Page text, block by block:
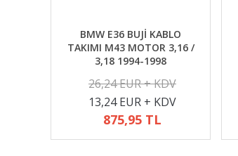
BMW E36 BUJİ KABLO
TAKIMI M43 MOTOR 3,16 /
3,18 1994-1998
26,24 EUR + KDV
13,24 EUR + KDV
875,95 TL